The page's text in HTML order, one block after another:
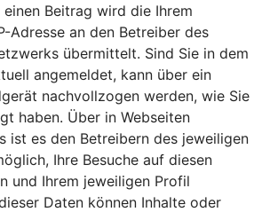
Beitrag wird die Ihrem
Adresse an den Betreiber des
übermittelt. Sind Sie in dem
angemeldet, kann über ein
nachvollzogen werden, wie Sie
haben. Über in Webseiten
ist es den Betreibern des jeweiligen
Ihre Besuche auf diesen
und Ihrem jeweiligen Profil
Daten können Inhalte oder